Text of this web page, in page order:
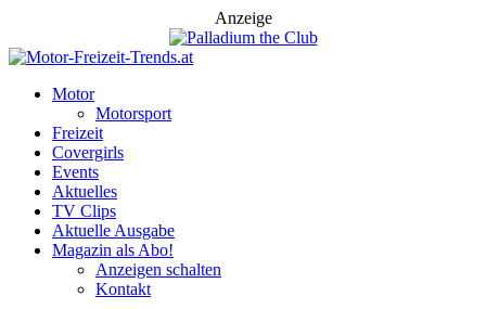
Anzeige
Motor
Motorsport
Freizeit
Covergirls
Events
Aktuelles
TV Clips
Aktuelle Ausgabe
Magazin als Abo!
Anzeigen schalten
Kontakt